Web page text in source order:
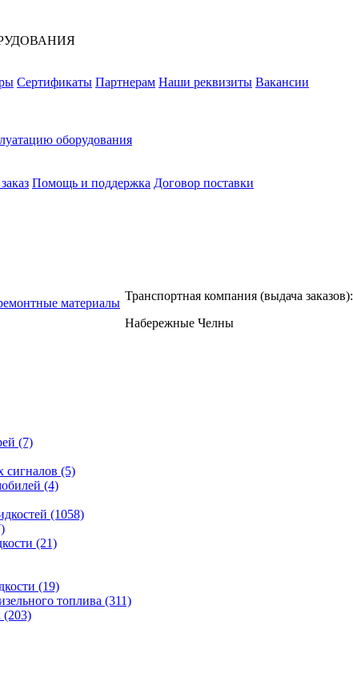
Сертификаты Партнерам Наши реквизиты Вакансии
оборудования
Помощь и поддержка Договор поставки
материалы
Транспортная компания (выдача заказов):
Набережные Челны
(7)
сигналов (5)
(4)
(1058)
(21)
(19)
топлива (311)
(203)